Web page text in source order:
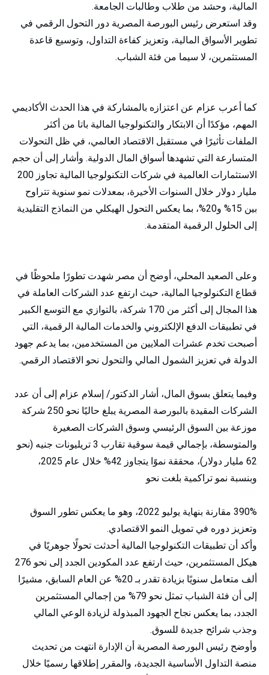
المالية، وحشد من طلاب وطالبات الجامعة.
وقد استعرض رئيس البورصة المصرية دور التحول الرقمي في
تطوير الأسواق المالية، وتعزيز كفاءة التداول، وتوسيع قاعدة
المستثمرين، لا سيما من فئة الشباب.
كما أعرب عزام عن اعتزازه بالمشاركة في هذا الحدث الأكاديمي
المهم، مؤكدًا أن الابتكار والتكنولوجيا المالية باتا من أكثر
الملفات تأثيرًا في مستقبل الاقتصاد العالمي، في ظل التحولات
المتسارعة التي تشهدها أسواق المال الدولية. وأشار إلى أن حجم
الاستثمارات العالمية في شركات التكنولوجيا المالية تجاوز 200
مليار دولار خلال السنوات الأخيرة، بمعدلات نمو سنوية تتراوح
بين 15% و20%، بما يعكس التحول الهيكلي من النماذج التقليدية
إلى الحلول الرقمية المتقدمة.
وعلى الصعيد المحلي، أوضح أن مصر شهدت تطورًا ملحوظًا في
قطاع التكنولوجيا المالية، حيث ارتفع عدد الشركات العاملة في
هذا المجال إلى أكثر من 170 شركة، بالتوازي مع التوسع الكبير
في تطبيقات الدفع الإلكتروني والخدمات المالية الرقمية، التي
أصبحت تخدم عشرات الملايين من المستخدمين، بما يدعم جهود
الدولة في تعزيز الشمول المالي والتحول نحو الاقتصاد الرقمي.
وفيما يتعلق بسوق المال، أشار الدكتور/ إسلام عزام إلى أن عدد
الشركات المقيدة بالبورصة المصرية يبلغ حاليًا نحو 250 شركة
موزعة بين السوق الرئيسي وسوق الشركات الصغيرة
والمتوسطة، بإجمالي قيمة سوقية تقارب 3 تريليونات جنيه (نحو
62 مليار دولار)، محققة نموًا يتجاوز 42% خلال عام 2025،
وبنسبة نمو تراكمية بلغت نحو
390% مقارنة بنهاية يوليو 2022، وهو ما يعكس تطور السوق
وتعزيز دوره في تمويل النمو الاقتصادي.
وأكد أن تطبيقات التكنولوجيا المالية أحدثت تحولًا جوهريًا في
هيكل المستثمرين، حيث ارتفع عدد المكودين الجدد إلى نحو 276
ألف متعامل سنويًا بزيادة تقدر بـ 20% عن العام السابق، مشيرًا
إلى أن فئة الشباب تمثل نحو 79% من إجمالي المستثمرين
الجدد، بما يعكس نجاح الجهود المبذولة لزيادة الوعي المالي
وجذب شرائح جديدة للسوق.
وأوضح رئيس البورصة المصرية أن الإدارة انتهت من تحديث
منصة التداول الأساسية الجديدة، والمقرر إطلاقها رسميًا خلال